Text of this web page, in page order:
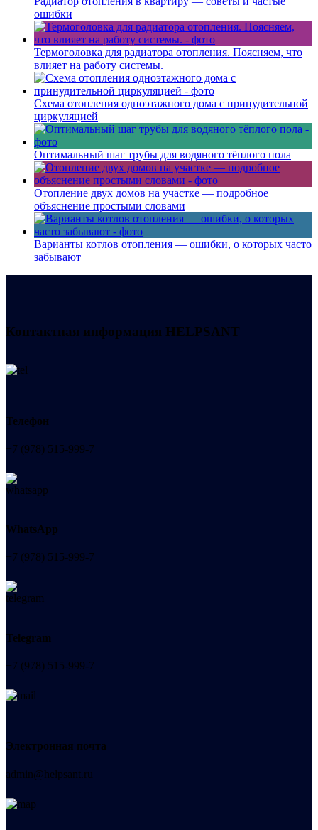
ошибки
Термоголовка для радиатора отопления. Поясняем, что
влияет на работу системы.
Схема отопления одноэтажного дома с принудительной
циркуляцией
Оптимальный шаг трубы для водяного тёплого пола
Отопление двух домов на участке — подробное
объяснение простыми словами
Варианты котлов отопления — ошибки, о которых часто
забывают
Контактная информация HELPSANT
Телефон
+7 (978) 515-999-7
WhatsApp
+7 (978) 515-999-7
Telegram
+7 (978) 515-999-7
Электронная почта
admin@helpsant.ru